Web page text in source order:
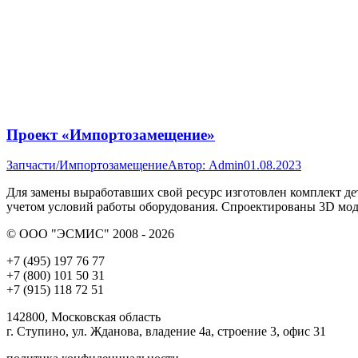
Проект «Импортозамещение»
Запчасти/ИмпортозамещениеАвтор: Admin01.08.2023
Для замены выработавших свой ресурс изготовлен комплект
учетом условий работы оборудования. Спроектированы 3D
© ООО "ЭСМИС" 2008 - 2026
+7 (495) 197 76 77
+7 (800) 101 50 31
+7 (915) 118 72 51
142800, Московская область
г. Ступино, ул. Жданова, владение 4а, строение 3, офис 31